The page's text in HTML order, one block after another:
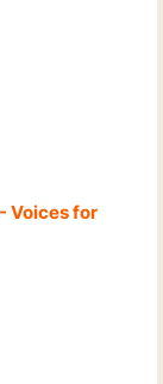
Voices for